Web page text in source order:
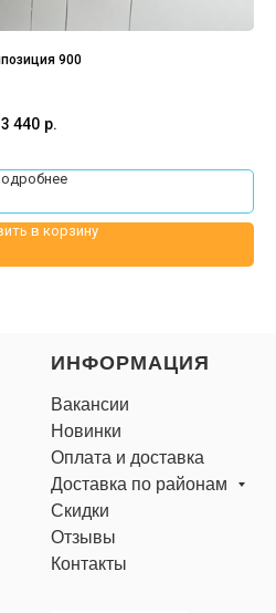
900
3 440 р.
в корзину
ИНФОРМАЦИЯ
Вакансии
Новинки
Оплата и доставка
Доставка по районам
Скидки
Отзывы
Контакты